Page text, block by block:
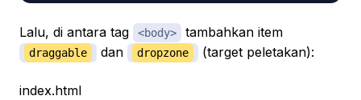
Lalu, di antara tag <body> tambahkan item
draggable dan dropzone (target peletakan):
index.html